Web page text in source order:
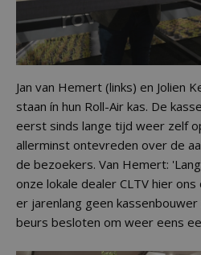
Jan van Hemert (links) en Jolien
staan ín hun Roll-Air kas. De
eerst sinds lange tijd weer zelf
allerminst ontevreden over de
de bezoekers. Van Hemert:
onze lokale dealer CLTV hier
er jarenlang geen
beurs besloten om weer eens